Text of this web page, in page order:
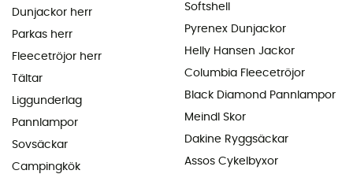
Dunjackor herr
Parkas herr
Fleecetröjor herr
Tältar
Liggunderlag
Pannlampor
Sovsäckar
Campingkök
Softshell
Pyrenex Dunjackor
Helly Hansen Jackor
Columbia Fleecetröjor
Black Diamond Pannlampor
Meindl Skor
Dakine Ryggsäckar
Assos Cykelbyxor